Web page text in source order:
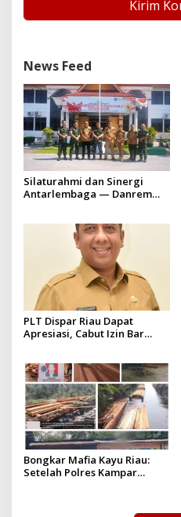
News Feed
Silaturahmi dan Sinergi
Antarlembaga — Danrem
PLT Dispar Riau Dapat
Apresiasi, Cabut Izin Bar
Bongkar Mafia Kayu Riau:
Setelah Polres Kampar
Hapus Berita Kian Menguat